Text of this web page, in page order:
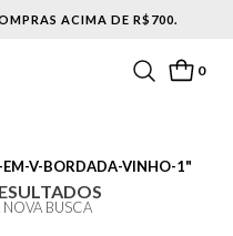
ACIMA DE R$700.
0
EM-V-BORDADA-VINHO-1
NOVA BUSCA